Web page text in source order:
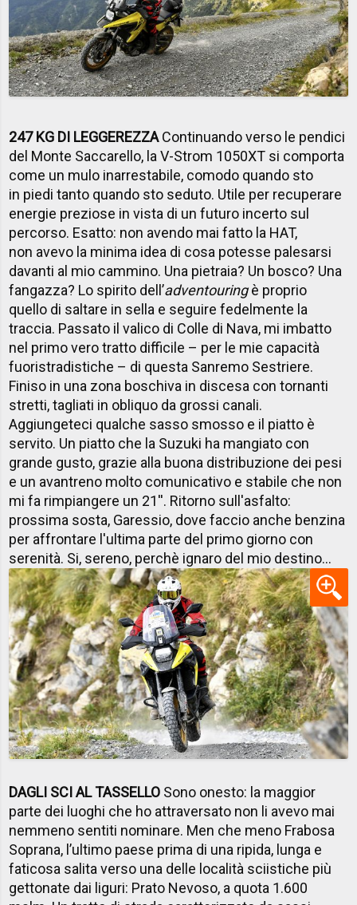
247 KG DI LEGGEREZZAContinuando verso le pendici
del Monte Saccarello, la V-Strom 1050XT si comporta
come un mulo inarrestabile, comodo quando sto
in piedi tanto quando sto seduto. Utile per recuperare
energie preziose in vista di un futuro incerto sul
percorso. Esatto: non avendo mai fatto la HAT,
non avevo la minima idea di cosa potesse palesarsi
davanti al mio cammino. Una pietraia? Un bosco? Una
fangazza? Lo spirito dell’adventouringè proprio
quello di saltare in sella e seguire fedelmente la
traccia. Passato il valico di Colle di Nava, mi imbatto
nel primo vero tratto difficile – per le mie capacità
fuoristradistiche – di questa Sanremo Sestriere.
Finiso in una zona boschiva in discesa con tornanti
stretti, tagliati in obliquo da grossi canali.
Aggiungeteci qualche sasso smosso e il piatto è
servito. Un piatto che la Suzuki ha mangiato con
grande gusto, grazie alla buona distribuzione dei pesi
e un avantreno molto comunicativo e stabile che non
mi fa rimpiangere un 21''. Ritorno sull'asfalto:
prossima sosta, Garessio, dove faccio anche benzina
per affrontare l'ultima parte del primo giorno con
serenità. Si, sereno, perchè ignaro del mio destino...
DAGLI SCI AL TASSELLO Sono onesto: la maggior
parte dei luoghi che ho attraversato non li avevo mai
nemmeno sentiti nominare. Men che meno Frabosa
Soprana, l’ultimo paese prima di una ripida, lunga e
faticosa salita verso una delle località sciistiche più
gettonate dai liguri: Prato Nevoso, a quota 1.600